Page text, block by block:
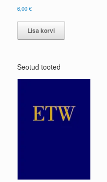
6,00€
Lisa korvi
Seotud tooted